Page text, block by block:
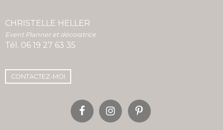
CHRISTELLE HELLER
Event Planner et décoratrice
Tél. 06 19 27 63 35
CONTACTEZ-MOI